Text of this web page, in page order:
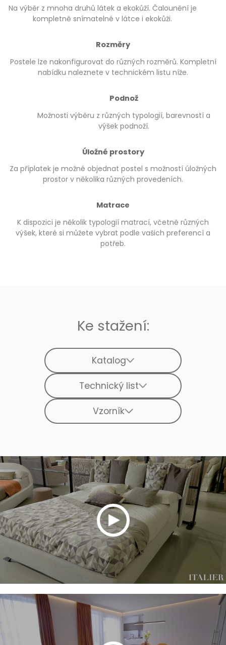
Na výběr z mnoha druhů látek a ekokůží. Čalounění je
kompletně snímatelné v látce i ekokůži.
Rozměry
Postele lze nakonfigurovat do různých rozměrů. Kompletní
nabídku naleznete v technickém listu níže.
Podnož
Možnosti výběru z různých typologií, barevností a
výšek podnoží.
Úložné prostory
Za příplatek je možné objednat postel s možností úložných
prostor v několika různých provedeních.
Matrace
K dispozici je několik typologií matrací, včetně různých
výšek, které si můžete vybrat podle vašich preferencí a
potřeb.
Ke stažení:
Katalog
Technický list
Vzorník